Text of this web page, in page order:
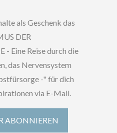
als Geschenk das
DER
- Eine Reise durch die
das Nervensystem
-" für dich
via E-Mail.
ABONNIEREN